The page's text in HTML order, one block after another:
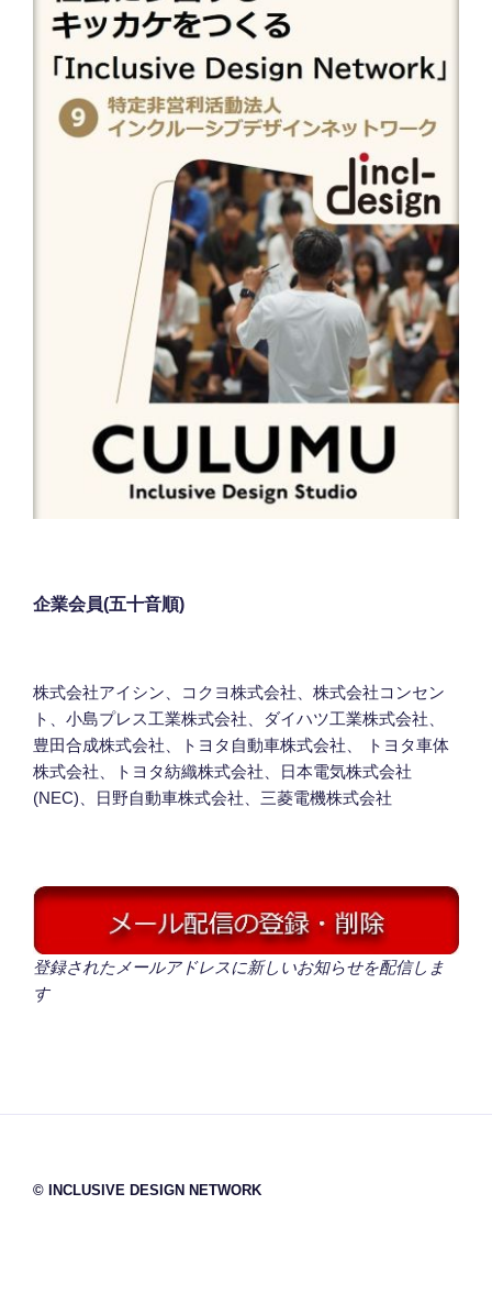
企業会員(五十音順)
株式会社アイシン、コクヨ株式会社、株式会社コンセン
ト、小島プレス工業株式会社、ダイハツ工業株式会社、
豊田合成株式会社、トヨタ自動車株式会社、 トヨタ車体
株式会社、トヨタ紡織株式会社、日本電気株式会社
(NEC)、日野自動車株式会社、三菱電機株式会社
登録されたメールアドレスに新しいお知らせを配信しま
す
© INCLUSIVE DESIGN NETWORK